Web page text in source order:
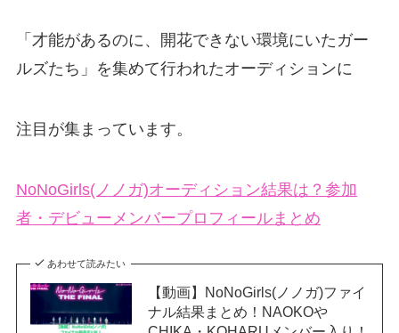
「才能があるのに、開花できない環境にいたガー
ルズたち」を集めて行われたオーディションに
注目が集まっています。
NoNoGirls(ノノガ)オーディション結果は？参加
者・デビューメンバープロフィールまとめ
あわせて読みたい
【動画】NoNoGirls(ノノガ)ファイ
ナル結果まとめ！NAOKOや